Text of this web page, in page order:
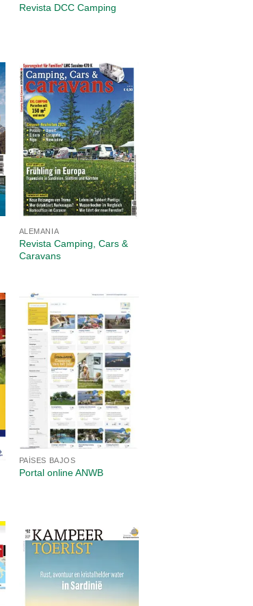
Revista DCC Camping
ALEMANIA
Revista Camping, Cars &
Caravans
PAÍSES BAJOS
Portal online ANWB